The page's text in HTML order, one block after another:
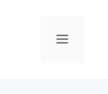
Menú